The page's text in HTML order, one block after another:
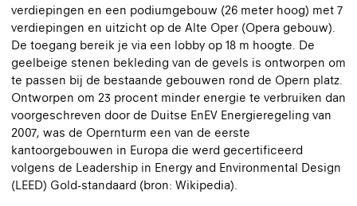
verdiepingen en een podiumgebouw (26 meter hoog) met 7
verdiepingen en uitzicht op de Alte Oper (Opera gebouw).
De toegang bereik je via een lobby op 18 m hoogte. De
geelbeige stenen bekleding van de gevels is ontworpen om
te passen bij de bestaande gebouwen rond de Opern platz.
Ontworpen om 23 procent minder energie te verbruiken dan
voorgeschreven door de Duitse EnEV Energieregeling van
2007, was de Opernturm een van de eerste
kantoorgebouwen in Europa die werd gecertificeerd
volgens de Leadership in Energy and Environmental Design
(LEED) Gold-standaard (bron: Wikipedia).